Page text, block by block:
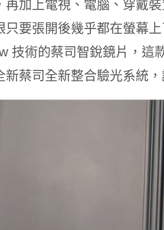
再加上電視、電腦、穿戴
只要張開後幾乎都在螢幕
技術的蔡司智銳鏡片，這
新蔡司全新整合驗光系統